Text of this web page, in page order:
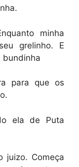
minha
grelinho. E
bundinha
para que os
ela de Puta
juizo. Começa